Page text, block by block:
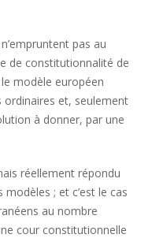
pas au
de constitutionnalité de
modèle européen
ordinaires et, seulement
à donner, par une
réellement répondu
modèles ; et c’est le cas
au nombre
cour constitutionnelle